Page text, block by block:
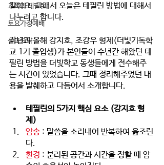
교육과 테필린
토요가정예배
설교요약
같아요. 그래서 오늘은 테필린 방법에 대해서
나누려고 합니다.
작년과 올해 강지호, 조강우 형제(더빛기독학
교 1기 졸업생)가 본인들이 수년간 해왔던 테
필린 방법을 더빛학교 동생들에게 전수해주
는 시간이 있었습니다. 그때 정리해주었던 내
용을 발췌하고 다듬어서 소개합니다.
테필린의 5가지 핵심 요소 (강지호 형
제)
암송 : 말씀을 소리내어 반복하여 읊조린
다.
환경 : 분리된 공간과 시간을 정할 때 암